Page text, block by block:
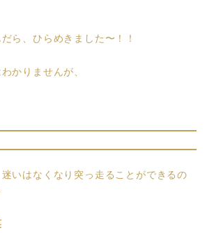
ら、ひらめきました〜！！
かりませんが、
いはなくなり突っ走ることができるの